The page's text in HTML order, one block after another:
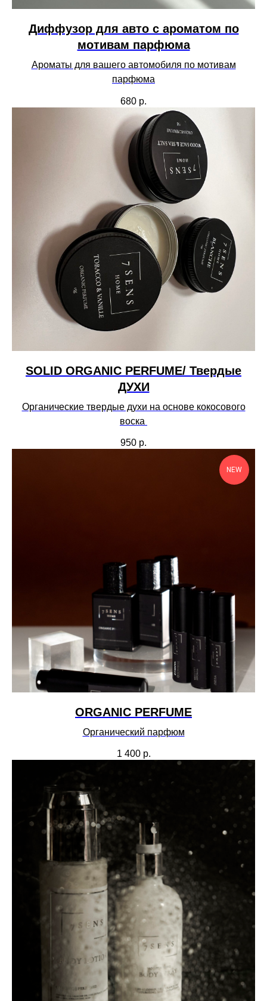
Диффузор для авто c ароматом по
мотивам парфюма
Ароматы для вашего автомобиля по мотивам
парфюма
680 р.
SOLID ORGANIC PERFUME/ Твердые
ДУХИ
Органические твердые духи на основе кокосового
воска
950 р.
NEW
ORGANIC PERFUME
Органический парфюм
1 400 р.